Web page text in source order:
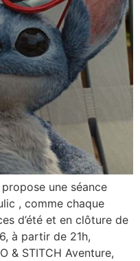
une séance
, comme chaque
d’été et en clôture de
à partir de 21h,
& STITCH Aventure,